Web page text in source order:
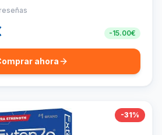
-15.00€
ahora
-31%